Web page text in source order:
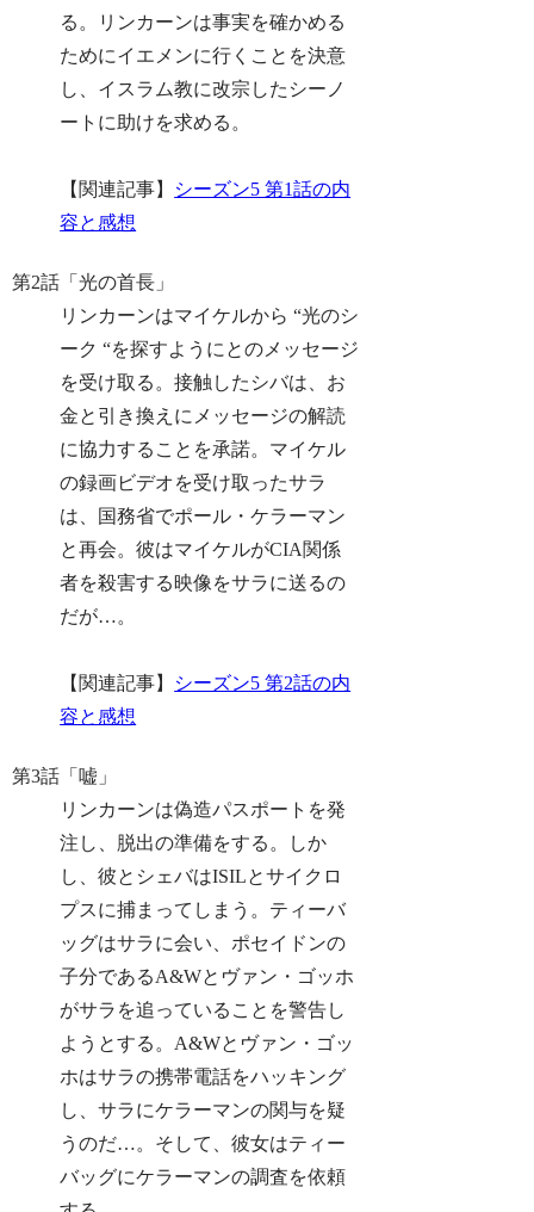
る。リンカーンは事実を確かめる
ためにイエメンに行くことを決意
し、イスラム教に改宗したシーノ
ートに助けを求める。
【関連記事】
シーズン5 第1話の内
容と感想
第2話「光の首長」
リンカーンはマイケルから “光のシ
ーク “を探すようにとのメッセージ
を受け取る。接触したシバは、お
金と引き換えにメッセージの解読
に協力することを承諾。マイケル
の録画ビデオを受け取ったサラ
は、国務省でポール・ケラーマン
と再会。彼はマイケルがCIA関係
者を殺害する映像をサラに送るの
だが…。
【関連記事】
シーズン5 第2話の内
容と感想
第3話「嘘」
リンカーンは偽造パスポートを発
注し、脱出の準備をする。しか
し、彼とシェバはISILとサイクロ
プスに捕まってしまう。ティーバ
ッグはサラに会い、ポセイドンの
子分であるA&Wとヴァン・ゴッホ
がサラを追っていることを警告し
ようとする。A&Wとヴァン・ゴッ
ホはサラの携帯電話をハッキング
し、サラにケラーマンの関与を疑
うのだ…。そして、彼女はティー
バッグにケラーマンの調査を依頼